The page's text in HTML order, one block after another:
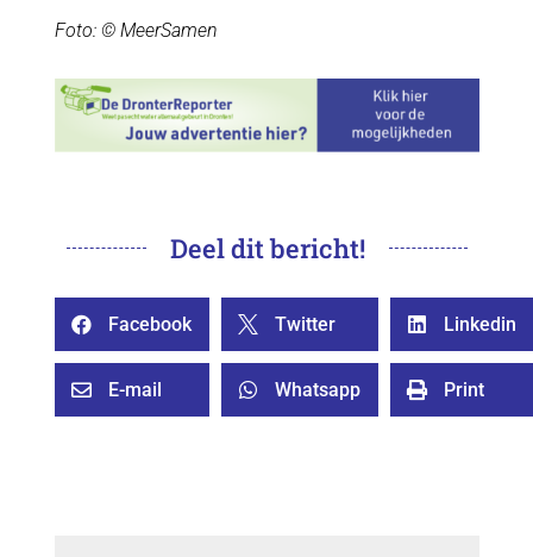
Foto: © MeerSamen
Deel dit bericht!
 Facebook  Twitter  Linkedin
 E-mail  Whatsapp  Print